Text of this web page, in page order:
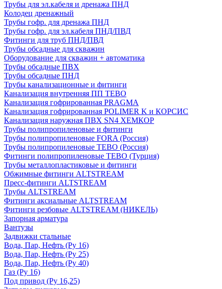
Трубы для эл.кабеля и дренажа ПНД
Колодец дренажный
Трубы гофр. для дренажа ПНД
Трубы гофр. для эл.кабеля ПНД/ПВД
Фитинги для труб ПНД/ПВД
Трубы обсадные для скважин
Оборудование для скважин + автоматика
Трубы обсадные ПВХ
Трубы обсадные ПНД
Трубы канализационные и фитинги
Канализация внутренняя ПП TEBO
Канализация гофрированная PRAGMA
Канализация гофрированная POLIMER K и КОРСИС
Канализация наружная ПВХ SN4 ХЕМКОР
Трубы полипропиленовые и фитинги
Трубы полипропиленовые FORA (Россия)
Трубы полипропиленовые TEBO (Россия)
Фитинги полипропиленовые TEBO (Турция)
Трубы металлопластиковые и фитинги
Обжимные фитинги ALTSTREAM
Пресс-фитинги ALTSTREAM
Трубы ALTSTREAM
Фитинги аксиальные ALTSTREAM
Фитинги резбовые ALTSTREAM (НИКЕЛЬ)
Запорная арматура
Вантузы
Задвижки стальные
Вода, Пар, Нефть (Ру 16)
Вода, Пар, Нефть (Ру 25)
Вода, Пар, Нефть (Ру 40)
Газ (Ру 16)
Под привод (Ру 16,25)